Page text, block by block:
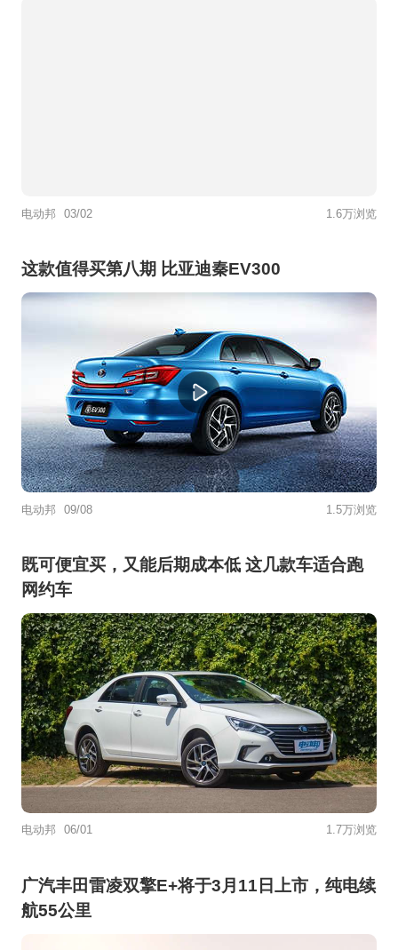
电动邦 03/02 1.6万浏览
这款值得买第八期 比亚迪秦EV300
电动邦 09/08 1.5万浏览
既可便宜买，又能后期成本低 这几款车适合跑
网约车
电动邦 06/01 1.7万浏览
广汽丰田雷凌双擎E+将于3月11日上市，纯电续
航55公里